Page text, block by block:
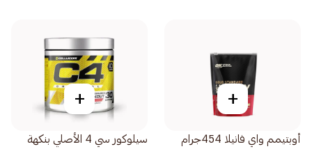
+
أوبتيمم واي فانيلا 454جرام
+
سيلوكور سي 4 الأصلي بنكهة